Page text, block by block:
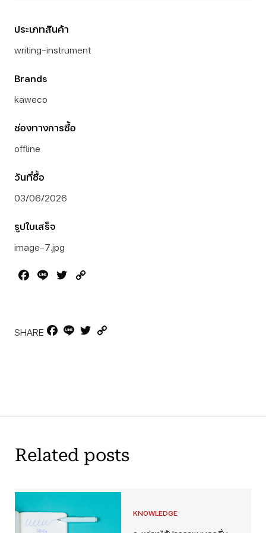
ประเภทสินค้า
writing-instrument
Brands
kaweco
ช่องทางการซื้อ
offline
วันที่ซื้อ
03/06/2026
รูปใบเสร็จ
image-7.jpg
Facebook
Line Twitter
SHARE Facebook
Line Twitter
Related posts
KNOWLEDGE